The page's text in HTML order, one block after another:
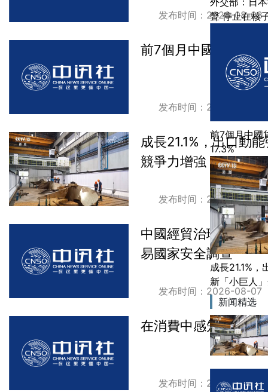
发布时间：2026-08-08
前7個月中國貨物貿
发布时间：2026-08-07
成長21.1%，出口動
競爭力增強
发布时间：2026-08-07
中國經貿治理體系一
易國家安全調查
发布时间：2026-08-07
在消費中感知中國發
发布时间：2026-08-06
聲 停止在核
前7個月中國
17.3%
成長21.1%，
新「小​​巨人
新闻精选